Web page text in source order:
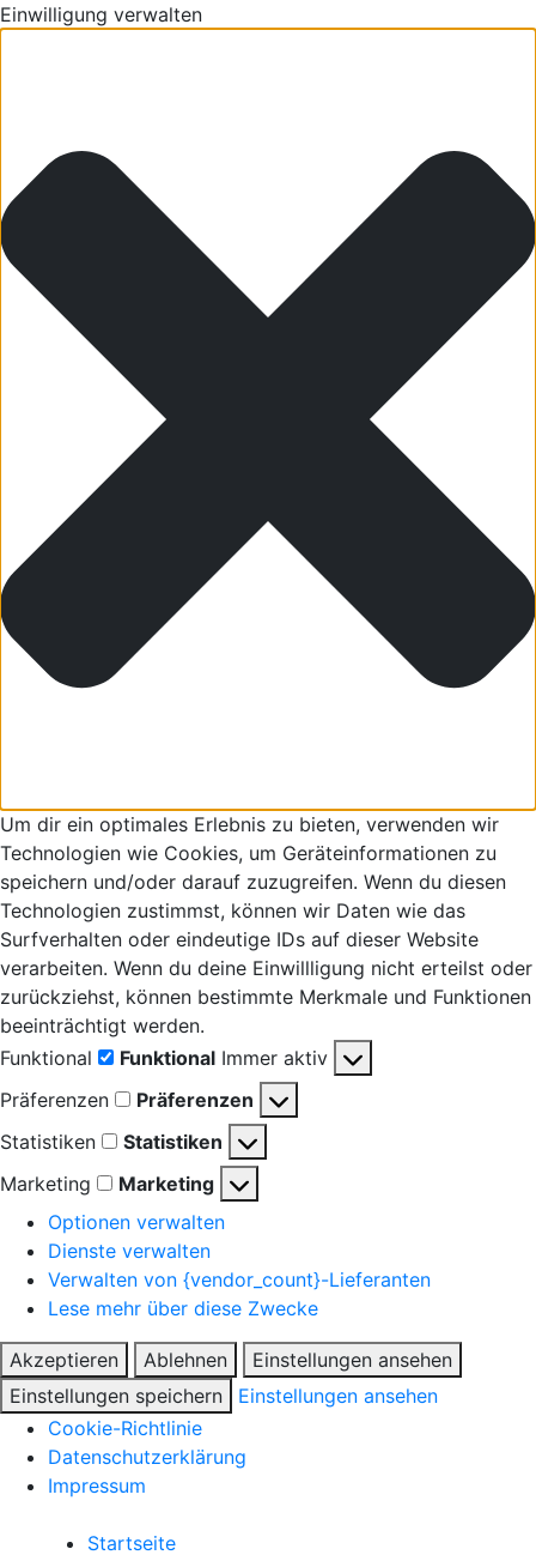
Einwilligung verwalten
Um dir ein optimales Erlebnis zu bieten, verwenden wir
Technologien wie Cookies, um Geräteinformationen zu
speichern und/oder darauf zuzugreifen. Wenn du diesen
Technologien zustimmst, können wir Daten wie das
Surfverhalten oder eindeutige IDs auf dieser Website
verarbeiten. Wenn du deine Einwillligung nicht erteilst oder
zurückziehst, können bestimmte Merkmale und Funktionen
beeinträchtigt werden.
Funktional
Funktional Immer aktiv
Präferenzen
Präferenzen
Statistiken
Statistiken
Marketing
Marketing
Optionen verwalten
Dienste verwalten
Verwalten von {vendor_count}-Lieferanten
Lese mehr über diese Zwecke
Akzeptieren Ablehnen
Einstellungen ansehen
Einstellungen speichern
Einstellungen ansehen
Cookie-Richtlinie
Datenschutzerklärung
Impressum
Startseite